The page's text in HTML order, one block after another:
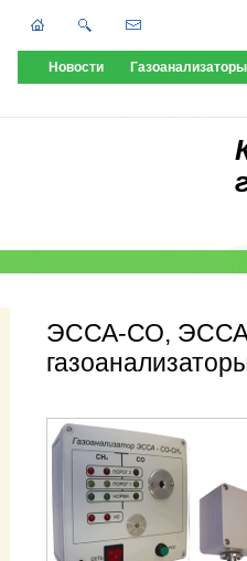
Новости Газоанализаторы
ЭССА-СО,